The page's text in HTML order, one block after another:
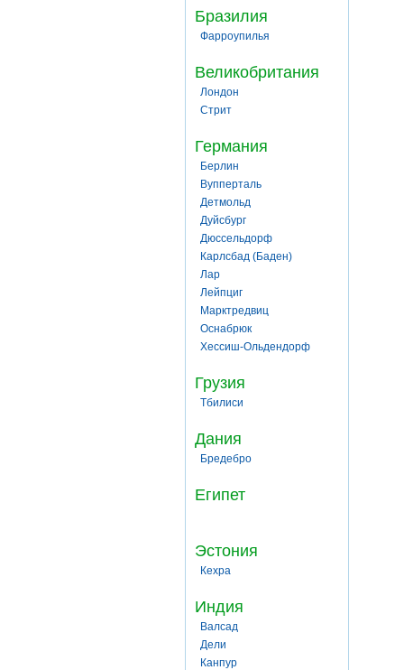
Бразилия
Фарроупилья
Великобритания
Лондон
Стрит
Германия
Берлин
Вупперталь
Детмольд
Дуйсбург
Дюссельдорф
Карлсбад (Баден)
Лар
Лейпциг
Марктредвиц
Оснабрюк
Хессиш-Ольдендорф
Грузия
Тбилиси
Дания
Бредебро
Египет
Эстония
Кехра
Индия
Валсад
Дели
Канпур